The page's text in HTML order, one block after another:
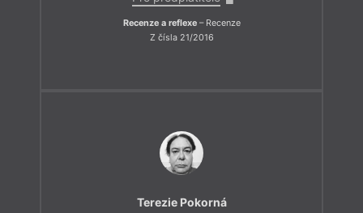
Recenze a reflexe– Recenze
Z čísla 21/2016
Terezie Pokorná